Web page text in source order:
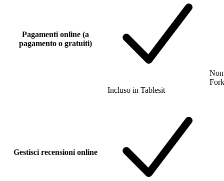
Pagamenti online (a
pagamento o gratuiti)
Incluso in Tablesit
Fork
Gestisci recensioni online